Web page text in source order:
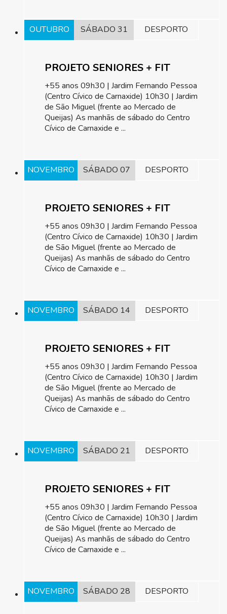
OUTUBRO SÁBADO 31 DESPORTO
PROJETO SENIORES + FIT
+55 anos 09h30 | Jardim Fernando Pessoa
(Centro Cívico de Carnaxide) 10h30 | Jardim
de São Miguel (frente ao Mercado de
Queijas) As manhãs de sábado do Centro
Cívico de Carnaxide e ...
NOVEMBRO SÁBADO 07 DESPORTO
PROJETO SENIORES + FIT
+55 anos 09h30 | Jardim Fernando Pessoa
(Centro Cívico de Carnaxide) 10h30 | Jardim
de São Miguel (frente ao Mercado de
Queijas) As manhãs de sábado do Centro
Cívico de Carnaxide e ...
NOVEMBRO SÁBADO 14 DESPORTO
PROJETO SENIORES + FIT
+55 anos 09h30 | Jardim Fernando Pessoa
(Centro Cívico de Carnaxide) 10h30 | Jardim
de São Miguel (frente ao Mercado de
Queijas) As manhãs de sábado do Centro
Cívico de Carnaxide e ...
NOVEMBRO SÁBADO 21 DESPORTO
PROJETO SENIORES + FIT
+55 anos 09h30 | Jardim Fernando Pessoa
(Centro Cívico de Carnaxide) 10h30 | Jardim
de São Miguel (frente ao Mercado de
Queijas) As manhãs de sábado do Centro
Cívico de Carnaxide e ...
NOVEMBRO SÁBADO 28 DESPORTO